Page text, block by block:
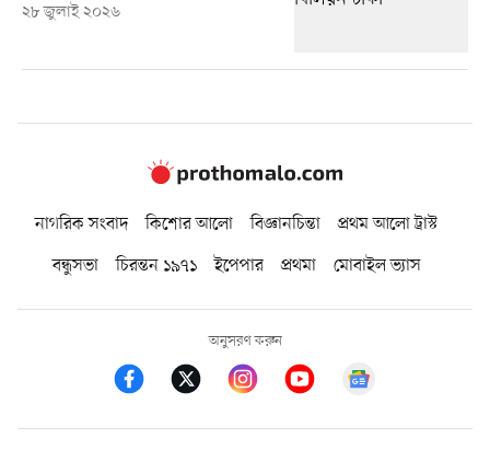
২৮ জুলাই ২০২৬
নাগরিক সংবাদ কিশোর আলো বিজ্ঞানচিন্তা
প্রথম আলো ট্রাস্ট
বন্ধুসভা
চিরন্তন ১৯৭১ ইপেপার প্রথমা মোবাইল ভ্যাস
অনুসরণ করুন